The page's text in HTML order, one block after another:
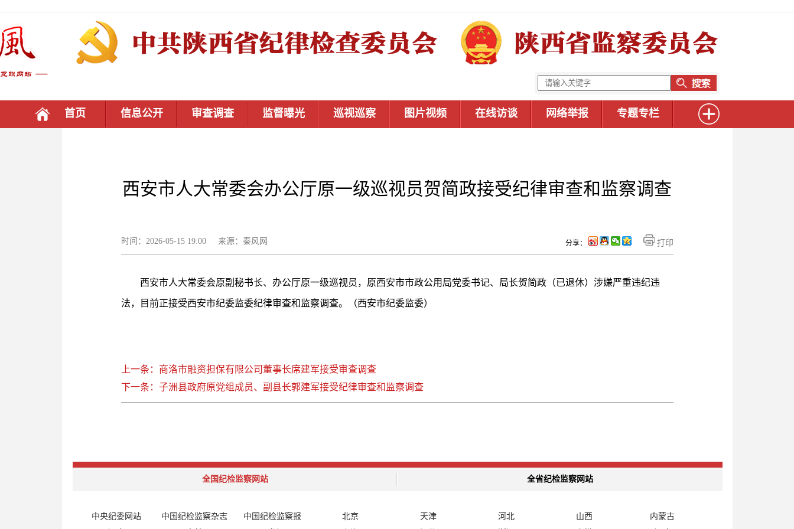
首页 信息公开 审查调查 监督曝光 巡视巡察 图片视频 在线访谈 网络举报 专题专栏
西安市人大常委会办公厅原一级巡视员贺简政接受纪律审查和监察调查
时间：2026-05-15 19:00 来源：秦风网 打印
分享：
西安市人大常委会原副秘书长、办公厅原一级巡视员，原西安市市政公用局党委书记、局长贺简政（已退休）涉嫌严重违纪违
法，目前正接受西安市纪委监委纪律审查和监察调查。（西安市纪委监委）
上一条：商洛市融资担保有限公司董事长席建军接受审查调查
下一条：子洲县政府原党组成员、副县长郭建军接受纪律审查和监察调查
全国纪检监察网站 全省纪检监察网站
中央纪委网站 中国纪检监察杂志 中国纪检监察报 北京 天津 河北 山西
内蒙古